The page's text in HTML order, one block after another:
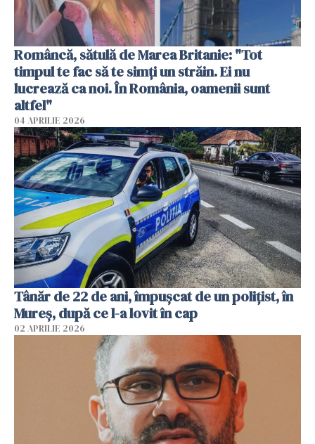
Româncă, sătulă de Marea Britanie: "Tot
timpul te fac să te simți un străin. Ei nu
lucrează ca noi. În România, oamenii sunt
altfel"
04 APRILIE 2026
Tânăr de 22 de ani, împușcat de un polițist, în
Mureș, după ce l-a lovit în cap
02 APRILIE 2026